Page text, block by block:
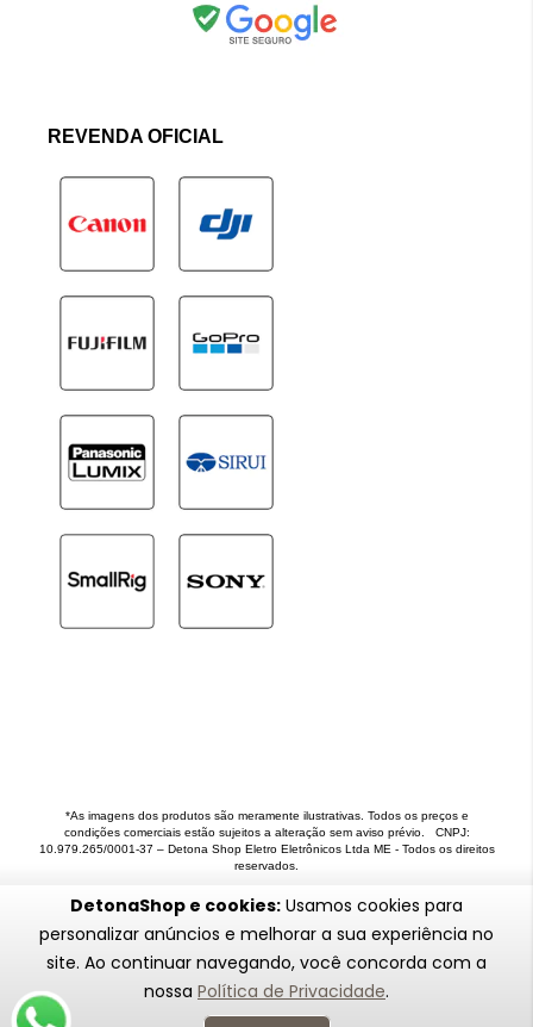
DetonaShop e cookies: Usamos cookies para
personalizar anúncios e melhorar a sua experiência no
site. Ao continuar navegando, você concorda com a
nossa Política de Privacidade.
REVENDA OFICIAL
*As imagens dos produtos são meramente ilustrativas. Todos os preços e
condições comerciais estão sujeitos a alteração sem aviso prévio. CNPJ:
10.979.265/0001-37 – Detona Shop Eletro Eletrônicos Ltda ME - Todos os direitos
reservados.